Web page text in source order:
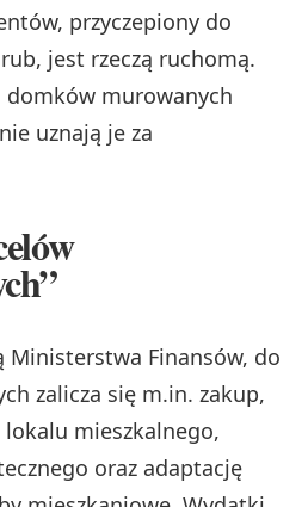
przyczepiony do
jest rzeczą ruchomą.
domków murowanych
uznają je za
Ministerstwa Finansów, do
zalicza się m.in. zakup,
mieszkalnego,
oraz adaptację